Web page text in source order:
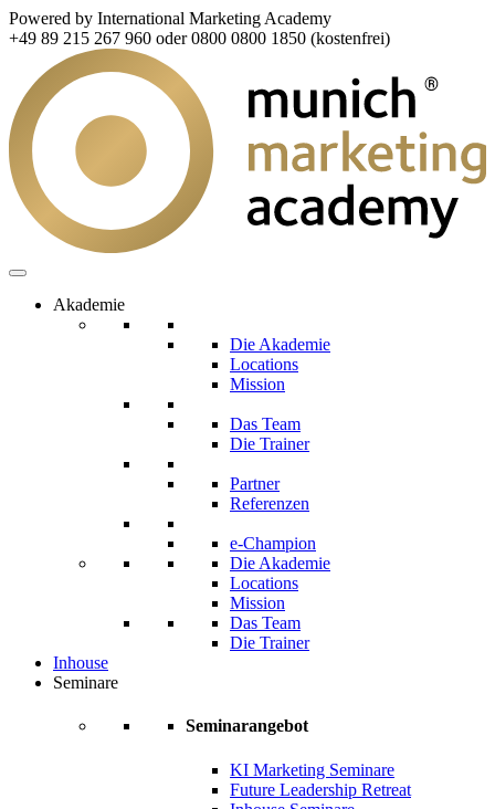
Powered by International Marketing Academy
+49 89 215 267 960 oder 0800 0800 1850 (kostenfrei)
Akademie
Die Akademie
Locations
Mission
Das Team
Die Trainer
Partner
Referenzen
e-Champion
Die Akademie
Locations
Mission
Das Team
Die Trainer
Inhouse
Seminare
Seminarangebot
KI Marketing Seminare
Future Leadership Retreat